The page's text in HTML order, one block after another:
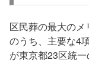
区民葬の最大の
のうち、主要な4
が東京都23区統一